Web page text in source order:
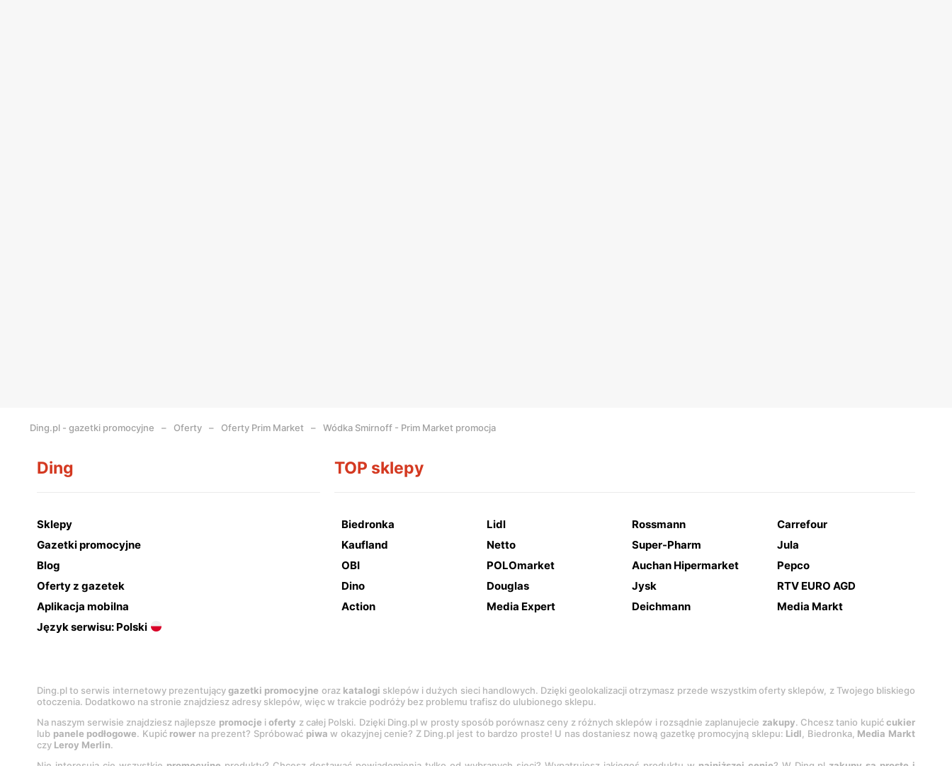
Ding.pl - gazetki promocyjne Oferty Oferty Prim Market Wódka Smirnoff - Prim Market promocja
Ding
Sklepy
Gazetki promocyjne
Blog
Oferty z gazetek
Aplikacja mobilna
Język serwisu: Polski
TOP sklepy
Biedronka Lidl Rossmann
Carrefour
Kaufland
Netto Super-Pharm
Jula
OBI
POLOmarket Auchan Hipermarket
Pepco
Dino
Douglas Jysk
RTV EURO AGD
Action
Media Expert Deichmann Media Markt
Ding.pl to serwis internetowy prezentującygazetki promocyjne oraz katalogi sklepów i dużych sieci handlowych. Dzięki geolokalizacji otrzymasz przede wszystkim oferty sklepów, z Twojego bliskiego
otoczenia. Dodatkowo na stronie znajdziesz adresy sklepów, więc w trakcie podróży bez problemu trafisz do ulubionego sklepu.
Na naszym serwisie znajdziesz najlepsze promocje ioferty z całej Polski. Dzięki Ding.pl w prosty sposób porównasz ceny z różnych sklepów i rozsądnie zaplanujecie zakupy. Chcesz tanio kupićcukier
lub panele podłogowe. Kupić rower na prezent? Spróbować piwa w okazyjnej cenie? Z Ding.pl jest to bardzo proste! U nas dostaniesz nową gazetkę promocyjną sklepu: Lidl, Biedronka, Media Markt
czy Leroy Merlin.